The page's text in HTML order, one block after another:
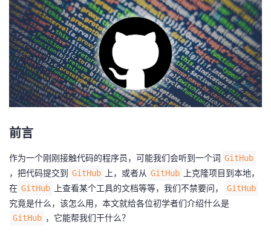
页
开
发
者
我
的
博
客
我
的
论
坛
我
的
圈
我
的
我
前言
作为一个刚刚接触代码的程序员，可能我们会听到一个词 GitHub
，把代码提交到 GitHub 上，或者从 GitHub
上克隆项目到本地，
在 GitHub 上查看某个工具的文档等等，我们不禁要问， GitHub
究竟是什么，该怎么用，本文就给各位初学者们介绍什么是
GitHub ，它能帮我们干什么？